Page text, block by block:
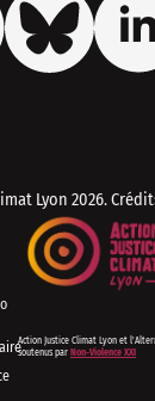
Lyon 2026.
Action Justice Climat Lyon et
soutenus par Non-Violence XXI